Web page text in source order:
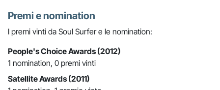
Premi e nomination
I premi vinti da Soul Surfer e le nomination:
People's Choice Awards (2012)
1 nomination, 0 premi vinti
Satellite Awards (2011)